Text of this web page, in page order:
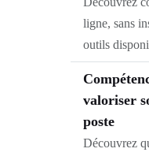
ligne, sans
outils
valoriser
poste
Découvrez